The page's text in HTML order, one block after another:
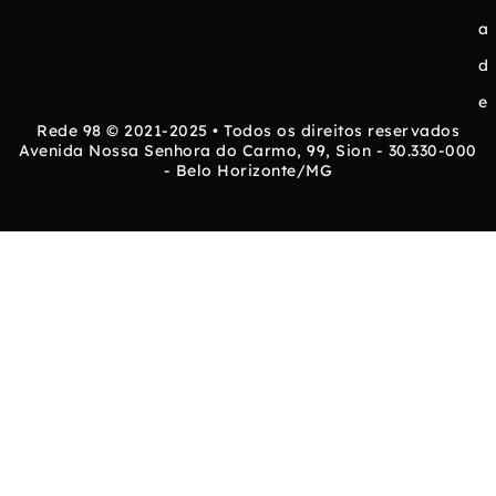
a
d
e
Rede 98 © 2021-2025 • Todos os direitos reservados
Avenida Nossa Senhora do Carmo, 99, Sion - 30.330-000
- Belo Horizonte/MG